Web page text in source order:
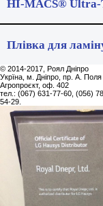
HI-MACS® Ultra-
Плівка для
© 2014-2017, Роял Дніпро
Укpїна, м. Дніпро, пр. А.
Агропроєкт, оф. 402
тел.: (067) 631-77-60, (056)
54-29.